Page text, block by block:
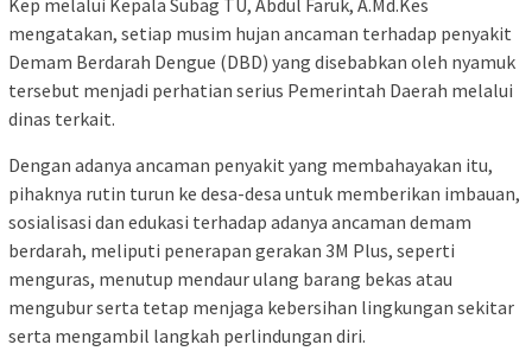
mengatakan, setiap musim hujan ancaman terhadap penyakit
Demam Berdarah Dengue (DBD) yang disebabkan oleh nyamuk
tersebut menjadi perhatian serius Pemerintah Daerah melalui
dinas terkait.
Dengan adanya ancaman penyakit yang membahayakan itu,
pihaknya rutin turun ke desa-desa untuk memberikan imbauan,
sosialisasi dan edukasi terhadap adanya ancaman demam
berdarah, meliputi penerapan gerakan 3M Plus, seperti
menguras, menutup mendaur ulang barang bekas atau
mengubur serta tetap menjaga kebersihan lingkungan sekitar
serta mengambil langkah perlindungan diri.